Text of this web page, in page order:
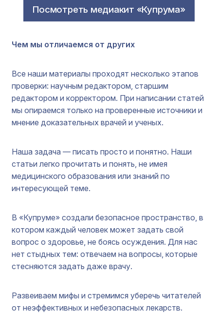
Посмотреть медиакит «Купрума»
Чем мы отличаемся от других
Все наши материалы проходят несколько этапов
проверки: научным редактором, старшим
редактором и корректором. При написании статей
мы опираемся только на проверенные источники и
мнение доказательных врачей и ученых.
Наша задача — писать просто и понятно. Наши
статьи легко прочитать и понять, не имея
медицинского образования или знаний по
интересующей теме.
В «Купруме» создали безопасное пространство, в
котором каждый человек может задать свой
вопрос о здоровье, не боясь осуждения. Для нас
нет стыдных тем: отвечаем на вопросы, которые
стесняются задать даже врачу.
Развеиваем мифы и стремимся уберечь читателей
от неэффективных и небезопасных лекарств.